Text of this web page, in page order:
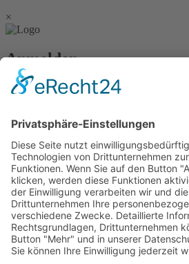
×
Anmelden
Passwort vergessen?
Angemeldet bleiben
Anmelden
Zum Inhalt springen
Vertrag
Werkzeugleiste öffnen